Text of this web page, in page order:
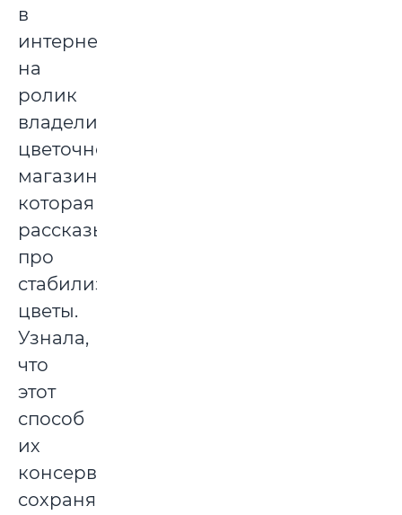
в
интернете
на
ролик
владелицы
цветочного
магазина,
которая
рассказывает
про
стабилизированные
цветы.
Узнала,
что
этот
способ
их
консервации
сохраняют